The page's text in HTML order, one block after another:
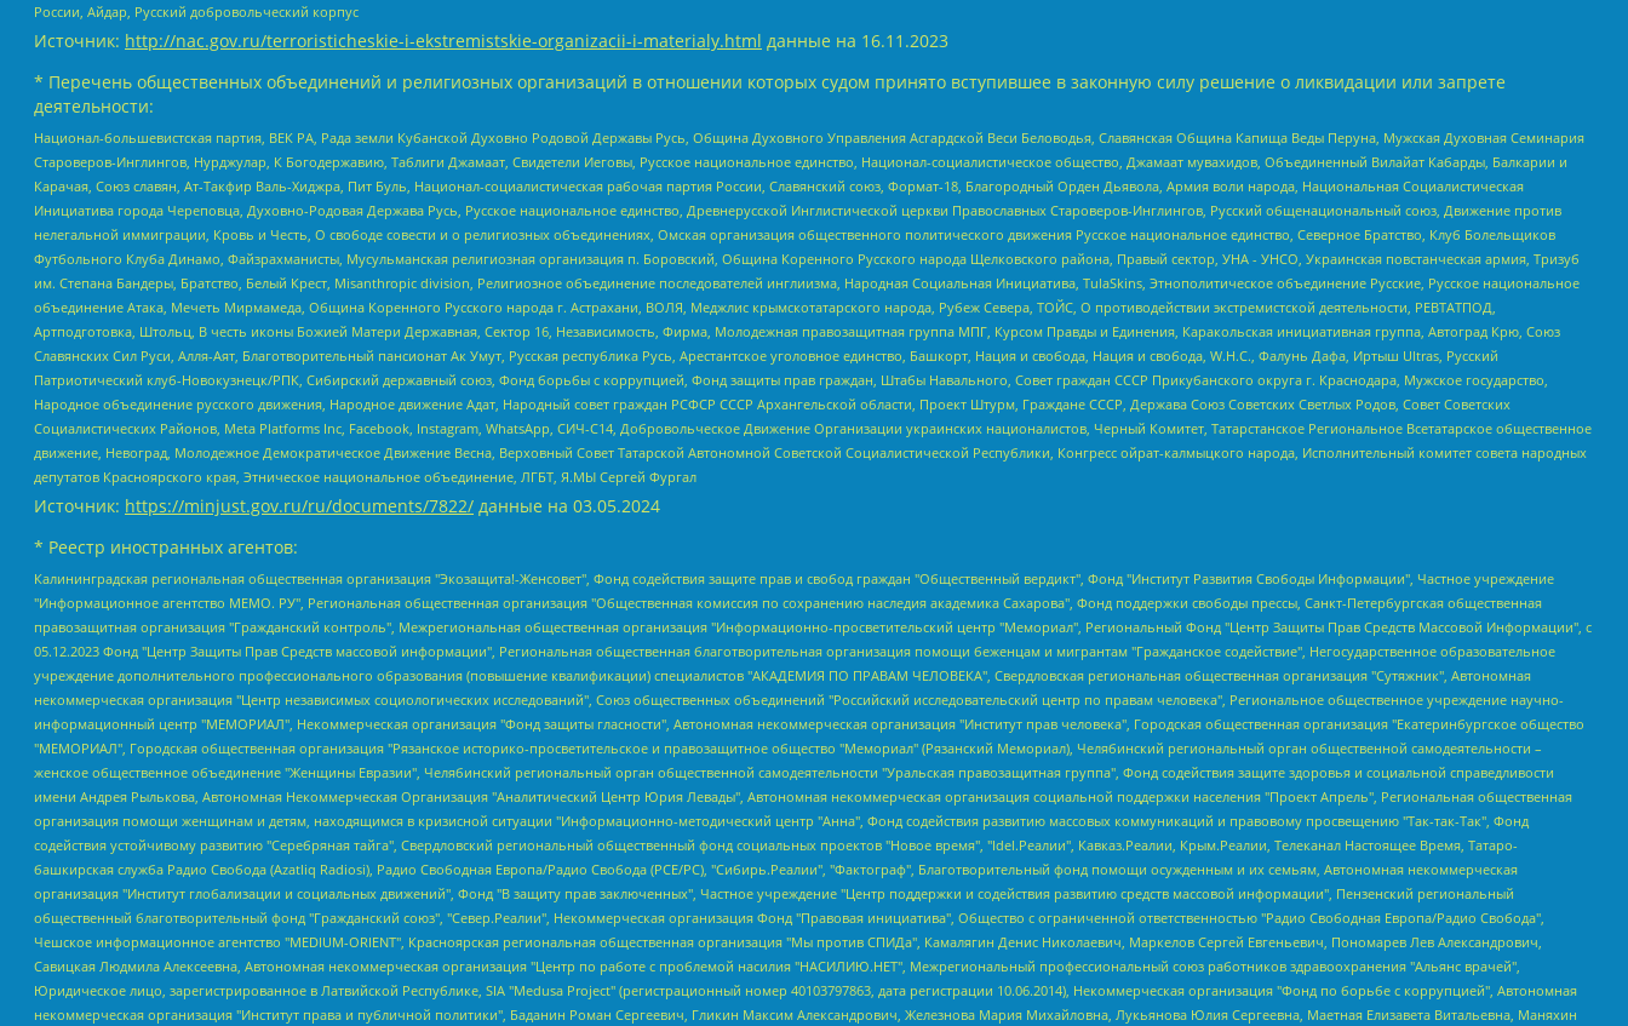
России, Айдар, Русский добровольческий корпус
Источник: http://nac.gov.ru/terroristicheskie-i-ekstremistskie-organizacii-i-materialy.html данные на 16.11.2023
* Перечень общественных объединений и религиозных организаций в отношении которых судом принято вступившее в законную силу решение о ликвидации или запрете
деятельности:
Национал-большевистская партия, ВЕК РА, Рада земли Кубанской Духовно Родовой Державы Русь, Община Духовного Управления Асгардской Веси Беловодья, Славянская Община Капища Веды Перуна, Мужская Духовная Семинария
Староверов-Инглингов, Нурджулар, К Богодержавию, Таблиги Джамаат, Свидетели Иеговы, Русское национальное единство, Национал-социалистическое общество, Джамаат мувахидов, Объединенный Вилайат Кабарды, Балкарии и
Карачая, Союз славян, Ат-Такфир Валь-Хиджра, Пит Буль, Национал-социалистическая рабочая партия России, Славянский союз, Формат-18, Благородный Орден Дьявола, Армия воли народа, Национальная Социалистическая
Инициатива города Череповца, Духовно-Родовая Держава Русь, Русское национальное единство, Древнерусской Инглистической церкви Православных Староверов-Инглингов, Русский общенациональный союз, Движение против
нелегальной иммиграции, Кровь и Честь, О свободе совести и о религиозных объединениях, Омская организация общественного политического движения Русское национальное единство, Северное Братство, Клуб Болельщиков
Футбольного Клуба Динамо, Файзрахманисты, Мусульманская религиозная организация п. Боровский, Община Коренного Русского народа Щелковского района, Правый сектор, УНА - УНСО, Украинская повстанческая армия, Тризуб
им. Степана Бандеры, Братство, Белый Крест, Misanthropic division, Религиозное объединение последователей инглиизма, Народная Социальная Инициатива, TulaSkins, Этнополитическое объединение Русские, Русское национальное
объединение Атака, Мечеть Мирмамеда, Община Коренного Русского народа г. Астрахани, ВОЛЯ, Меджлис крымскотатарского народа, Рубеж Севера, ТОЙС, О противодействии экстремистской деятельности, РЕВТАТПОД,
Артподготовка, Штольц, В честь иконы Божией Матери Державная, Сектор 16, Независимость, Фирма, Молодежная правозащитная группа МПГ, Курсом Правды и Единения, Каракольская инициативная группа, Автоград Крю, Союз
Славянских Сил Руси, Алля-Аят, Благотворительный пансионат Ак Умут, Русская республика Русь, Арестантское уголовное единство, Башкорт, Нация и свобода, Нация и свобода, W.H.С., Фалунь Дафа, Иртыш Ultras, Русский
Патриотический клуб-Новокузнецк/РПК, Сибирский державный союз, Фонд борьбы с коррупцией, Фонд защиты прав граждан, Штабы Навального, Совет граждан СССР Прикубанского округа г. Краснодара, Мужское государство,
Народное объединение русского движения, Народное движение Адат, Народный совет граждан РСФСР СССР Архангельской области, Проект Штурм, Граждане СССР, Держава Союз Советских Светлых Родов, Совет Советских
Социалистических Районов, Meta Platforms Inc, Facebook, Instagram, WhatsApp, СИЧ-С14, Добровольческое Движение Организации украинских националистов, Черный Комитет, Татарстанское Региональное Всетатарское общественное
движение, Невоград, Молодежное Демократическое Движение Весна, Верховный Совет Татарской Автономной Советской Социалистической Республики, Конгресс ойрат-калмыцкого народа, Исполнительный комитет совета народных
депутатов Красноярского края, Этническое национальное объединение, ЛГБТ, Я.МЫ Сергей Фургал
Источник: https://minjust.gov.ru/ru/documents/7822/ данные на 03.05.2024
* Реестр иностранных агентов:
Калининградская региональная общественная организация "Экозащита!-Женсовет", Фонд содействия защите прав и свобод граждан "Общественный вердикт", Фонд "Институт Развития Свободы Информации", Частное учреждение "Информационное агентство МЕМО. РУ", Региональная общественная организация "Общественная комиссия по сохранению наследия академика Сахарова", Фонд поддержки свободы прессы, Санкт-Петербургская общественная правозащитная организация "Гражданский контроль", Межрегиональная общественная организация "Информационно-просветительский центр "Мемориал", Региональный Фонд "Центр Защиты Прав Средств Массовой Информации", с 05.12.2023 Фонд "Центр Защиты Прав Средств массовой информации", Региональная общественная благотворительная организация помощи беженцам и мигрантам "Гражданское содействие", Негосударственное образовательное учреждение дополнительного профессионального образования (повышение квалификации) специалистов "АКАДЕМИЯ ПО ПРАВАМ ЧЕЛОВЕКА", Свердловская региональная общественная организация "Сутяжник", Автономная некоммерческая организация "Центр независимых социологических исследований", Союз общественных объединений "Российский исследовательский центр по правам человека", Региональное общественное учреждение научно-информационный центр "МЕМОРИАЛ", Некоммерческая организация "Фонд защиты гласности", Автономная некоммерческая организация "Институт прав человека", Городская общественная организация "Екатеринбургское общество "МЕМОРИАЛ", Городская общественная организация "Рязанское историко-просветительское и правозащитное общество "Мемориал" (Рязанский Мемориал), Челябинский региональный орган общественной самодеятельности – женское общественное объединение "Женщины Евразии", Челябинский региональный орган общественной самодеятельности "Уральская правозащитная группа", Фонд содействия защите здоровья и социальной справедливости имени Андрея Рылькова, Автономная Некоммерческая Организация "Аналитический Центр Юрия Левады", Автономная некоммерческая организация социальной поддержки населения "Проект Апрель", Региональная общественная организация помощи женщинам и детям, находящимся в кризисной ситуации "Информационно-методический центр "Анна", Фонд содействия развитию массовых коммуникаций и правовому просвещению "Так-так-Так", Фонд содействия устойчивому развитию "Серебряная тайга", Свердловский региональный общественный фонд социальных проектов "Новое время", "Idel.Реалии", Кавказ.Реалии, Крым.Реалии, Телеканал Настоящее Время, Татаро-башкирская служба Радио Свобода (Azatliq Radiosi), Радио Свободная Европа/Радио Свобода (PCE/PC), "Сибирь.Реалии", "Фактограф", Благотворительный фонд помощи осужденным и их семьям, Автономная некоммерческая организация "Институт глобализации и социальных движений", Фонд "В защиту прав заключенных", Частное учреждение "Центр поддержки и содействия развитию средств массовой информации", Пензенский региональный общественный благотворительный фонд "Гражданский союз", "Север.Реалии", Некоммерческая организация Фонд "Правовая инициатива", Общество с ограниченной ответственностью "Радио Свободная Европа/Радио Свобода", Чешское информационное агентство "MEDIUM-ORIENT", Красноярская региональная общественная организация "Мы против СПИДа", Камалягин Денис Николаевич, Маркелов Сергей Евгеньевич, Пономарев Лев Александрович, Савицкая Людмила Алексеевна, Автономная некоммерческая организация "Центр по работе с проблемой насилия "НАСИЛИЮ.НЕТ", Межрегиональный профессиональный союз работников здравоохранения "Альянс врачей", Юридическое лицо, зарегистрированное в Латвийской Республике, SIA "Medusa Project" (регистрационный номер 40103797863, дата регистрации 10.06.2014), Некоммерческая организация "Фонд по борьбе с коррупцией", Автономная некоммерческая организация "Институт права и публичной политики", Баданин Роман Сергеевич, Гликин Максим Александрович, Железнова Мария Михайловна, Лукьянова Юлия Сергеевна, Маетная Елизавета Витальевна, Маняхин Петр Борисович, Чуракова Ольга Владимировна, Ярош Юлия Петровна, Юридическое лицо "The Insider SIA", зарегистрированное в Риге, Латвийская Республика (дата регистрации 26.06.2015), являющееся администратором доменного имени интернет-издания "The Insider SIA", https://theins.ru, Постернак Алексей Евгеньевич, Рубин Михаил Аркадьевич, Анин Роман Александрович, Юридическое лицо Istories fonds, зарегистрированное в Латвийской Республике (регистрационный номер 50008295751, дата регистрации 24.02.2020), Великовский Дмитрий Александрович, Долинина Ирина Николаевна, Мароховская Алеся Алексеевна, Шлейнов Роман Юрьевич, Шмагун Олеся Валентиновна, Общество с ограниченной ответственностью "Альтаир 2021", Общество с ограниченной ответственностью "Вега 2021", Общество с ограниченной ответственностью "Главный редактор 2021", Общество с ограниченной ответственностью "Ромашки монолит", Важенков Артем Валерьевич, Ивановская областная общественная организация "Центр гендерных исследований", Гурман Юрий Альбертович, Медиапроект "ОВД-Инфо", Егоров Владимир Владимирович, Жилинский Владимир Александрович, Общество с ограниченной ответственностью "ЗП", Иванова София Юрьевна, Карезина Инна Павловна, Кильтау Екатерина Викторовна, Петров Алексей Викторович, Пискунов Сергей Евгеньевич, Смирнов Сергей Сергеевич, Тихонов Михаил Сергеевич, Общество с ограниченной ответственностью "ЖУРНАЛИСТ-ИНОСТРАННЫЙ АГЕНТ", Арапова Галина Юрьевна, Вольтская Татьяна Анатольевна, Американская компания "Mason G.E.S. Anonymous Foundation" (США), являющаяся владельцем интернет-издания https://mnews.world/, Компания "Stichting Bellingcat", зарегистрированная в Нидерландах (дата регистрации 11.07.2018), Захаров Андрей Вячеславович, Клепиковская Екатерина Дмитриевна, Общество с ограниченной ответственностью "МЕМО", Перл Роман Александрович, Симонов Евгений Алексеевич, Соловьева Елена Анатольевна, Сотников Даниил Владимирович, Сурначева Елизавета Дмитриевна, Автономная некоммерческая организация по защите прав человека и информированию населения "Якутия – Наше Мнение", Общество с ограниченной ответственностью "Москоу диджитал медиа", с 26.01.2023 Общество с ограниченной ответственностью "Чайка Белые сады", Ветошкина Валерия Валерьевна, Заговора Максим Александрович, Межрегиональное общественное движение "Российская ЛГБТ - сеть", Оленичев Максим Владимирович, Павлов Иван Юрьевич, Скворцова Елена Сергеевна, Общество с ограниченной ответственностью "Как бы инагент", Кочетков Игорь Викторович, Общество с ограниченной ответственностью "Честные выборы", Еланчик Олег Александрович, Общество с ограниченной ответственностью "Нобелевский призыв", Гималова Регина Эмилевна, Григорьев Андрей Валерьевич, Григорьева Алина Александровна, Ассоциация по содействию защите прав призывников, альтернативнослужащих и военнослужащих "Правозащитная группа "Гражданин.Армия.Право", Хисамова Регина Фаритовна, Автономная некоммерческая организация по реализации социально-правовых программ "Лилит", Дальневосточное общественное движение "Маяк", Санкт-Петербургская ЛГБТ-инициативная группа "Выход", Инициативная группа ЛГБТ+ "Реверс", Алексеев Андрей Викторович, Бекбулатова Таисия Львовна, Беляев Иван Михайлович, Владыкина Елена Сергеевна, Гельман Марат Александрович, Никульшина Вероника Юрьевна, Толоконникова Надежда Андреевна, Шендерович Виктор Анатольевич, Общество с ограниченной ответственностью "Данное сообщение", Общество с ограниченной ответственностью Издательский дом "Новая глава", Айнбиндер Александра Александровна, Московский комьюнити-центр для ЛГБТ+инициатив, Благотворительный фонд развития филантропии, Deutsche Welle (Германия, Kurt-Schumacher-Strasse 3, 53113 Bonn), Борзунова Мария Михайловна, Воробьев Виктор Викторович, Голубева Анна Львовна, Константинова Алла Михайловна, Малкова Ирина Владимировна, Мурадов Мурад Абдулгалимович, Осетинская Елизавета Николаевна, Понасенков Евгений Николаевич, Ганапольский Матвей Юрьевич, Киселев Евгений Алексеевич, Борухович Ирина Григорьевна, Дремин Иван Тимофеевич, Дубровский Дмитрий Викторович, Красноярская региональная общественная организация поддержки и развития альтернативных образовательных технологий и межкультурных коммуникаций "ИНТЕРРА", Маяковская Екатерина Алексеевна, Фейгин Марк Захарович, Филимонов Андрей Викторович, Дзугкоева Регина Николаевна, Доброхотов Роман Александрович, Дудь Юрий Александрович, Елкин Сергей Владимирович, Кругликов Кирилл Игоревич, Сабунаева Мария Леонидовна, Семенов Алексей Владимирович, Шаинян Карен Багратович, Шульман Екатерина Михайловна, Асафьев Артур Валерьевич, Вахштайн Виктор Семенович, Венедиктов Алексей Алексеевич, Лушникова Екатерина Евгеньевна, Волков Леонид Михайлович, Невзоров Александр Глебович, Пархоменко Сергей Борисович, Сироткин Ярослав Николаевич, Кара-Мурза Владимир Владимирович, Баранова Наталья Владимировна, Гозман Леонид Яковлевич, Кагарлицкий Борис Юльевич, Климарев Михаил Валерьевич, Милов Владимир Станиславович, Автономная некоммерческая организация Краснодарский центр современного искусства "Типография", Моргенштерн Алишер Тагирович, Соболь Любовь Эдуардовна, Общество с ограниченной ответственностью "ЛИЗА НОРМ", Каспаров Гарри Кимович, Ходорковский Михаил Борисович, Общество с ограниченной ответственностью "Апрельские тезисы", Данилович Ирина Брониславовна, Кашин Олег Владимирович, Петров Николай Владимирович, Пивоваров Алексей Владимирович, Соколов Михаил Владимирович, Цветкова Юлия Владимировна, Чичваркин Евгений Александрович, Комитет против пыток/Команда против пыток, Общество с ограниченной ответственностью "Первый научный", Общество с ограниченной ответственностью "Вертолет и ко", Белоцерковская Вероника Борисовна, Кац Максим Евгеньевич, Лазарева Татьяна Юрьевна, Шаведдинов Руслан Табризович, Яшин Илья Валерьевич, Общество с ограниченной ответственностью "Иноагент ААВ", Алешковский Дмитрий Петрович, Альбац Евгения Марковна, Быков Дмитрий Львович, Галямина Юлия Евгеньевна, Лойко Сергей Леонидович, Мартынов Кирилл Константинович, Медведев Сергей Александрович, Крашенинников Федор Геннадиевич, Гордеева Катерина Вл